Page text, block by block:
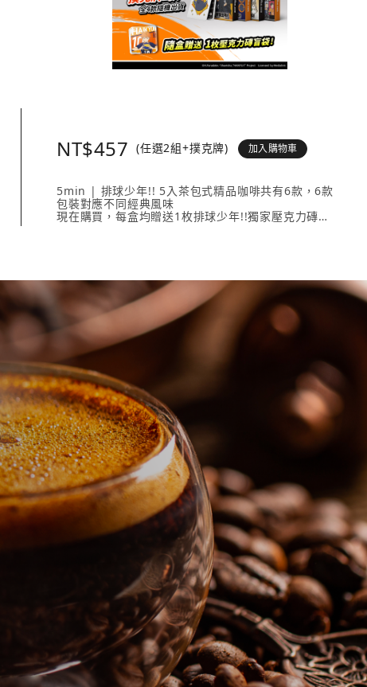
NT$457 (任選2組+撲克牌) 加入購物車
5min | 排球少年!! 5入茶包式精品咖啡共有6款，6款
包裝對應不同經典風味
現在購買，每盒均贈送1枚排球少年!!獨家壓克力磚
不同鬼牌設計。
內容入包含：
5min | 排球少年!! 5入茶包式精品咖啡任選2款、《排
球少年!!撲克牌》共有4款隨機出貨。
＊ 撲克牌共有4款，隨機出貨恕無法指定。